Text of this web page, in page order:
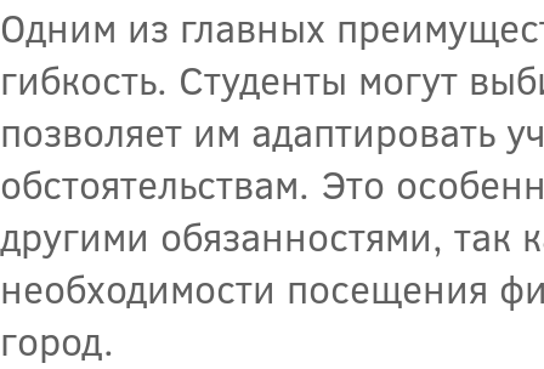
Одним из главных
гибкость. Студенты могут
позволяет им адаптировать
обстоятельствам. Это
другими обязанностями, так
необходимости посещения
город.